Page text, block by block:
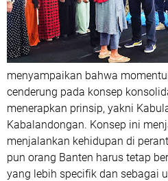
menyampaikan bahwa
cenderung pada konsep
menerapkan prinsip, yakni
Kabalandongan. Konsep ini
menjalankan kehidupan di
pun orang Banten harus tetap
yang lebih specifik dan sebagai